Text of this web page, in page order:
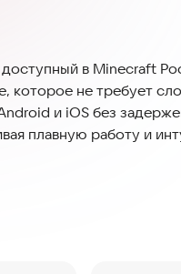
в Minecraft
которое не требует
и iOS без
плавную работу и
файлы системы.
мир не только